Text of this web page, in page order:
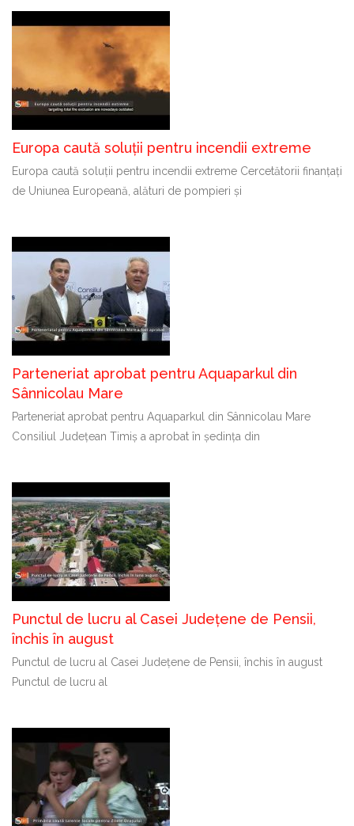
Europa caută soluții pentru incendii extreme
Europa caută soluții pentru incendii extreme Cercetătorii finanțați
de Uniunea Europeană, alături de pompieri și
Parteneriat aprobat pentru Aquaparkul din
Sânnicolau Mare
Parteneriat aprobat pentru Aquaparkul din Sânnicolau Mare
Consiliul Județean Timiș a aprobat în ședința din
Punctul de lucru al Casei Județene de Pensii,
închis în august
Punctul de lucru al Casei Județene de Pensii, închis în august
Punctul de lucru al